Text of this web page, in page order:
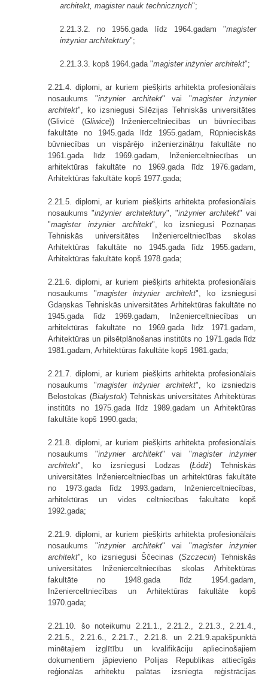
architekt, magister nauk technicznych";
2.21.3.2. no 1956.gada līdz 1964.gadam "magister
inżynier architektury";
2.21.3.3. kopš 1964.gada "magister inżynier architekt";
2.21.4. diplomi, ar kuriem piešķirts arhitekta profesionālais
nosaukums "inżynier architekt" vai "magister inżynier
architekt", ko izsniegusi Silēzijas Tehniskās universitātes
(Glivicē (Gliwice)) Inženierceltniecības un būvniecības
fakultāte no 1945.gada līdz 1955.gadam, Rūpnieciskās
būvniecības un vispārējo inženierzinātņu fakultāte no
1961.gada līdz 1969.gadam, Inženierceltniecības un
arhitektūras fakultāte no 1969.gada līdz 1976.gadam,
Arhitektūras fakultāte kopš 1977.gada;
2.21.5. diplomi, ar kuriem piešķirts arhitekta profesionālais
nosaukums "inżynier architektury", "inżynier architekt" vai
"magister inżynier architekt", ko izsniegusi Poznaņas
Tehniskās universitātes Inženierceltniecības skolas
Arhitektūras fakultāte no 1945.gada līdz 1955.gadam,
Arhitektūras fakultāte kopš 1978.gada;
2.21.6. diplomi, ar kuriem piešķirts arhitekta profesionālais
nosaukums "magister inżynier architekt", ko izsniegusi
Gdaņskas Tehniskās universitātes Arhitektūras fakultāte no
1945.gada līdz 1969.gadam, Inženierceltniecības un
arhitektūras fakultāte no 1969.gada līdz 1971.gadam,
Arhitektūras un pilsēt­plānošanas institūts no 1971.gada līdz
1981.gadam, Arhitektūras fakultāte kopš 1981.gada;
2.21.7. diplomi, ar kuriem piešķirts arhitekta profesionālais
nosaukums "magister inżynier architekt", ko izsniedzis
Belostokas (Białystok) Tehniskās universitātes Arhitektūras
institūts no 1975.gada līdz 1989.gadam un Arhitektūras
fakultāte kopš 1990.gada;
2.21.8. diplomi, ar kuriem piešķirts arhitekta profesionālais
nosaukums "inżynier architekt" vai "magister inżynier
architekt", ko izsniegusi Lodzas (Łódź) Tehniskās
universitātes Inženierceltniecības un arhitektūras fakultāte
no 1973.gada līdz 1993.gadam, Inženierceltniecības,
arhitektūras un vides celtniecības fakultāte kopš
1992.gada;
2.21.9. diplomi, ar kuriem piešķirts arhitekta profesionālais
nosaukums "inżynier architekt" vai "magister inżynier
architekt", ko izsniegusi Ščecinas (Szczecin) Tehniskās
universitātes Inženierceltniecības skolas Arhitektūras
fakultāte no 1948.gada līdz 1954.gadam,
Inženierceltniecības un Arhitektūras fakultāte kopš
1970.gada;
2.21.10. šo noteikumu 2.21.1., 2.21.2., 2.21.3., 2.21.4.,
2.21.5., 2.21.6., 2.21.7., 2.21.8. un 2.21.9.apakšpunktā
minētajiem izglītību un kvalifikāciju apliecinošajiem
dokumentiem jāpievieno Polijas Republikas attiecīgās
reģionālās arhitektu palātas izsniegta reģistrācijas